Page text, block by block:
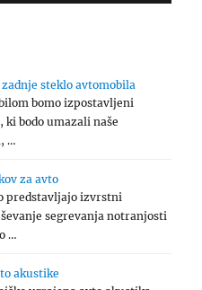
steklo avtomobila
bomo izpostavljeni
bodo umazali naše
…
za avto
predstavljajo izvrstni
segrevanja notranjosti
…
akustike